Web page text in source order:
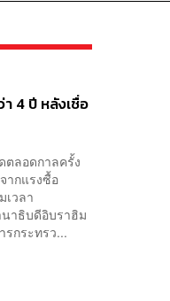
4 ปี หลังเชื่อ
ตลอดกาลครั้ง
ากแรงซื้อ
วลา
นาธิบดีอิบราฮิม
กระทรว...